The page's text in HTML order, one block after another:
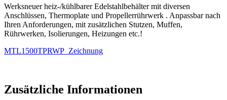
Propellerrührwerk
Menge
Werksneuer heiz-/kühlbarer Edelstahlbehälter mit diversen
Anschlüssen, Thermoplate und Propellerrührwerk . Anpassbar nach
Ihren Anforderungen, mit zusätzlichen Stutzen, Muffen,
Rührwerken, Isolierungen, Heizungen etc.!
MTL1500TPRWP_Zeichnung
Zusätzliche Informationen